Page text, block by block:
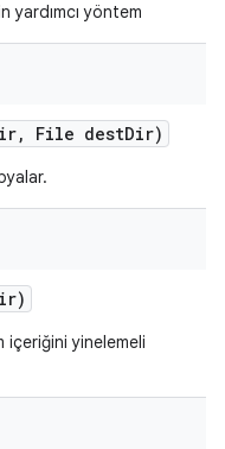
yardımcı yöntem
, File destDir)
içeriğini yinelemeli